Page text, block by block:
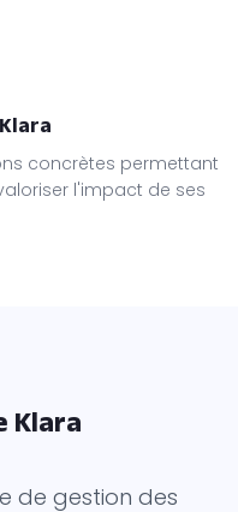
concrètes permettant
l'impact de ses
Klara
de gestion des